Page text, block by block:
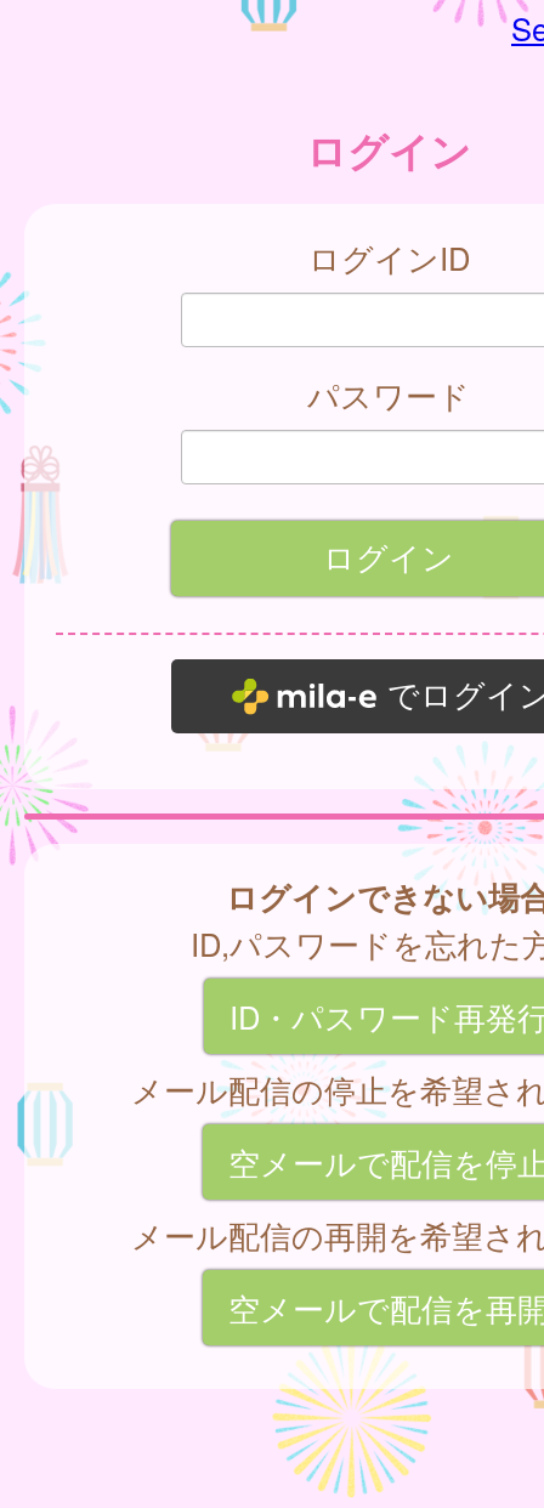
ログイン
ログインID
パスワード
でログイ
ログインできない場
ID,パスワードを忘れた
ID・パスワード再発
メール配信の停止を希望さ
空メールで配信を停
メール配信の再開を希望さ
空メールで配信を再